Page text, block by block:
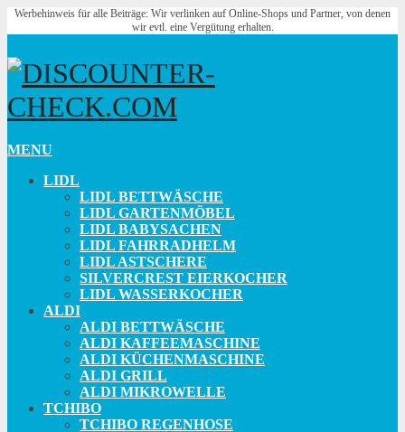
Werbehinweis für alle Beiträge: Wir verlinken auf Online-Shops und Partner, von denen
wir evtl. eine Vergütung erhalten.
MENU
LIDL
LIDL BETTWÄSCHE
LIDL GARTENMÖBEL
LIDL BABYSACHEN
LIDL FAHRRADHELM
LIDL ASTSCHERE
SILVERCREST EIERKOCHER
LIDL WASSERKOCHER
ALDI
ALDI BETTWÄSCHE
ALDI KAFFEEMASCHINE
ALDI KÜCHENMASCHINE
ALDI GRILL
ALDI MIKROWELLE
TCHIBO
TCHIBO REGENHOSE